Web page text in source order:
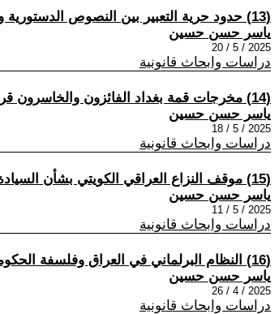
(13) حدود حرية التعبير بين النصوص الدستورية والواقع العملي
ياسر حسن حسين
2025 / 5 / 20
دراسات وابحاث قانونية
(14) مخرجات قمة بغداد الفائزون والخاسرون قراءة تحليلية
ياسر حسن حسين
2025 / 5 / 18
دراسات وابحاث قانونية
(15) موقف النزاع العراقي الكويتي بشأن السيادة على خور عبدالله: قراءة تحليلية في ضوء القانون الدولي
ياسر حسن حسين
2025 / 5 / 11
دراسات وابحاث قانونية
(16) النظام البرلماني في العراق وفلسفة الحكومة والمعارضة
ياسر حسن حسين
2025 / 4 / 26
دراسات وابحاث قانونية